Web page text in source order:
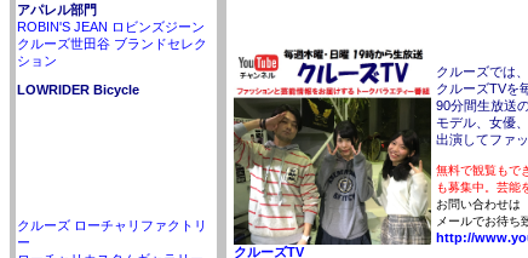
アパレル部門
ROBIN'S JEAN ロビンズジーン
クルーズ世田谷 ブランドセレク
ション
LOWRIDER Bicycle
クルーズ ローチャリファクトリ
ー
クルーズTV
クルーズでは
クルーズTVを
90分間生放送
モデル、女優
出演してファ
無料で観覧もで
も募集中。芸能
お問い合わせは
メールでお待ち
http://